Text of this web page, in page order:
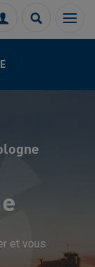
Menu
Connexion
et vous